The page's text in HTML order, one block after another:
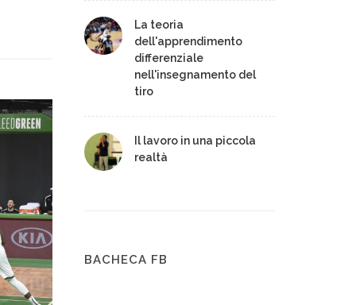
La teoria
dell'apprendimento
differenziale
nell'insegnamento del
tiro
Il lavoro in una piccola
realtà
BACHECA FB